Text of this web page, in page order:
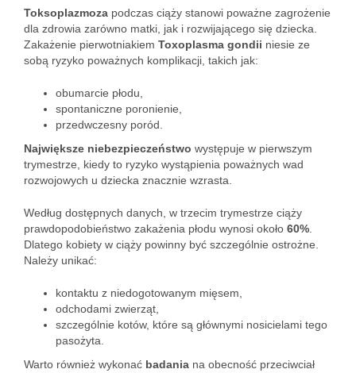
Toksoplazmoza podczas ciąży stanowi poważne zagrożenie
dla zdrowia zarówno matki, jak i rozwijającego się dziecka.
Zakażenie pierwotniakiem Toxoplasma gondii niesie ze
sobą ryzyko poważnych komplikacji, takich jak:
obumarcie płodu,
spontaniczne poronienie,
przedwczesny poród.
Największe niebezpieczeństwo występuje w pierwszym
trymestrze, kiedy to ryzyko wystąpienia poważnych wad
rozwojowych u dziecka znacznie wzrasta.
Według dostępnych danych, w trzecim trymestrze ciąży
prawdopodobieństwo zakażenia płodu wynosi około 60%
Dlatego kobiety w ciąży powinny być szczególnie ostrożne.
Należy unikać:
kontaktu z niedogotowanym mięsem,
odchodami zwierząt,
szczególnie kotów, które są głównymi nosicielami tego
pasożyta.
Warto również wykonać badania na obecność przeciwciał